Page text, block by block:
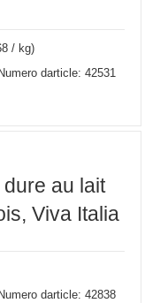
/ kg)
darticle: 42531
au lait
Viva Italia
Numero darticle: 42838